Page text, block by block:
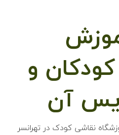
و
آن
نقاشی کودک در تهرانسر